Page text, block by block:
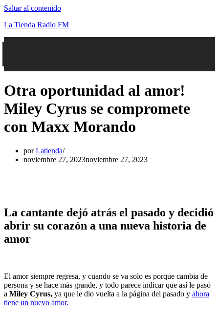
Saltar al contenido
La Tienda Radio FM
Otra oportunidad al amor!
Miley Cyrus se compromete
con Maxx Morando
porLatienda
noviembre 27, 2023noviembre 27, 2023
La cantante dejó atrás el pasado y decidió
abrir su corazón a una nueva historia de
amor
El amor siempre regresa, y cuando se va solo es porque cambia de
persona y se hace más grande, y todo parece indicar que así le pasó
a Miley Cyrus, ya que le dio vuelta a la página del pasado y ahora
tiene un nuevo amor.